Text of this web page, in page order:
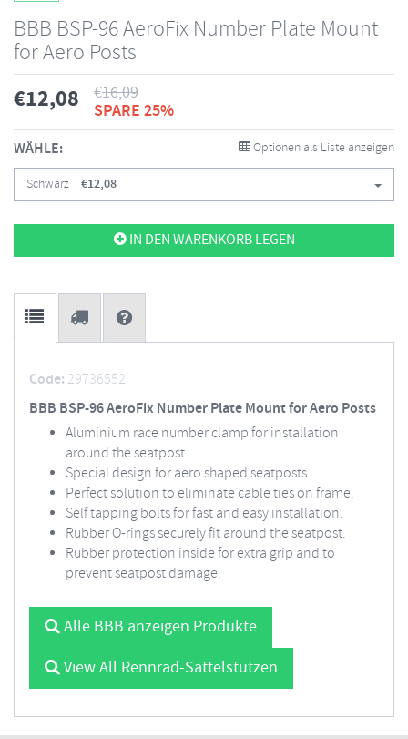
BBB BSP-96 AeroFix Number Plate Mount
for Aero Posts
€12,08 €16,09
SPARE 25%
WÄHLE: Optionen als Liste anzeigen
Schwarz €12,08
IN DEN WARENKORB LEGEN
Code: 29736552
BBB BSP-96 AeroFix Number Plate Mount for Aero Posts
Aluminium race number clamp for installation
around the seatpost.
Special design for aero shaped seatposts.
Perfect solution to eliminate cable ties on frame.
Self tapping bolts for fast and easy installation.
Rubber O-rings securely fit around the seatpost.
Rubber protection inside for extra grip and to
prevent seatpost damage.
Alle BBB anzeigen Produkte
View All Rennrad-Sattelstützen